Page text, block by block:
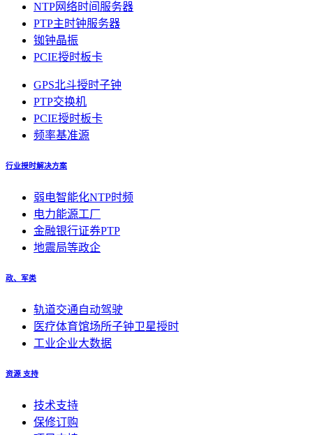
NTP网络时间服务器
PTP主时钟服务器
铷钟晶振
PCIE授时板卡
GPS北斗授时子钟
PTP交换机
PCIE授时板卡
频率基准源
行业授时解决方案
弱电智能化NTP时频
电力能源工厂
金融银行证券PTP
地震局等政企
政、军类
轨道交通自动驾驶
医疗体育馆场所子钟卫星授时
工业企业大数据
资源 支持
技术支持
保修订购